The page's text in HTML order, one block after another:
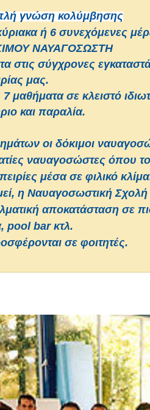
γνώση κολύμβησης
ή 6 συνεχόμενες
ΝΑΥΑΓΟΣΩΣΤΗ
σύγχρονες
μας.
σε κλειστό
και παραλία.
οι δόκιμοι
ναυαγοσώστες όπου
μέσα σε φιλικό
η Ναυαγοσωστική
αποκατάσταση σε
pool bar κτλ.
σε φοιτητές.